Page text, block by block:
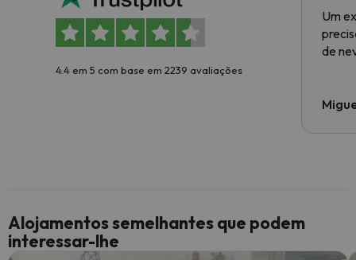
4.4 em 5 com base em 2239 avaliações
Um
de
Alojamentos semelhantes que podem
interessar-lhe